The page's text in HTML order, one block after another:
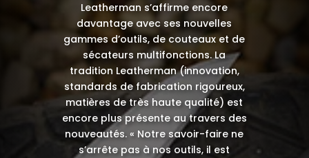
Leatherman s’affirme encore
davantage avec ses nouvelles
gammes d’outils, de couteaux et de
sécateurs multifonctions. La
tradition Leatherman (innovation,
standards de fabrication rigoureux,
matières de très haute qualité) est
encore plus présente au travers des
nouveautés. « Notre savoir-faire ne
s’arrête pas à nos outils, il est